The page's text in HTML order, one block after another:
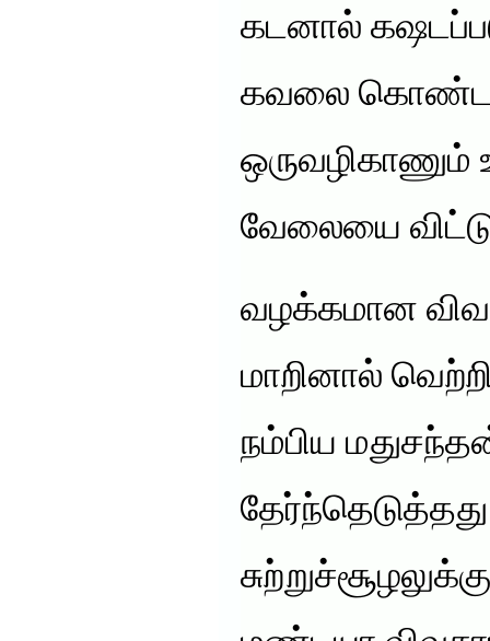
கடனால்
கவலை
ஒருவழிகாணும்
வேலையை விட்டு
வழக்கமான
மாறினால்
நம்பிய